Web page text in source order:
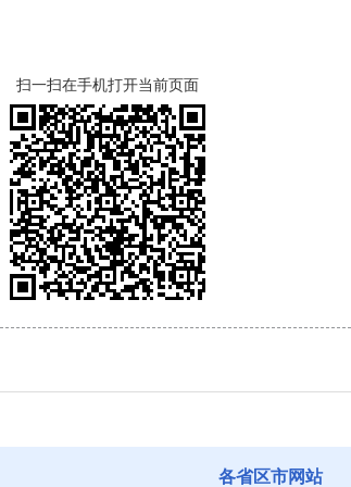
扫一扫在手机打开当前页面
各省区市网站